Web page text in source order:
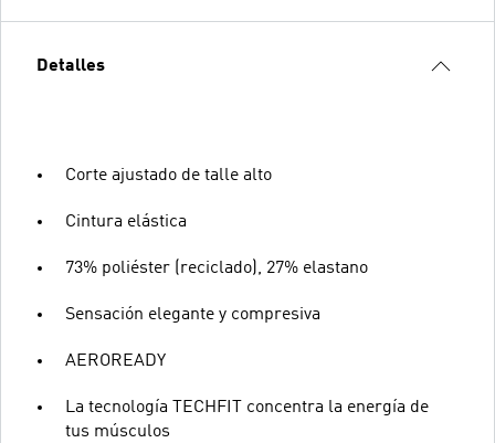
Detalles
Corte ajustado de talle alto
Cintura elástica
73% poliéster (reciclado), 27% elastano
Sensación elegante y compresiva
AEROREADY
La tecnología TECHFIT concentra la energía de
tus músculos